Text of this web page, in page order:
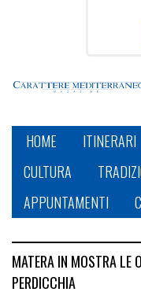
HOME ITINERARI
CULTURA
APPUNTAMENTI
MATERA IN MOSTRA LE
PERDICCHIA